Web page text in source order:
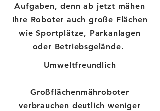
Aufgaben, denn ab jetzt mähen
Ihre Roboter auch große Flächen
wie Sportplätze, Parkanlagen
oder Betriebsgelände.
Umweltfreundlich
Großflächenmähroboter
verbrauchen deutlich weniger